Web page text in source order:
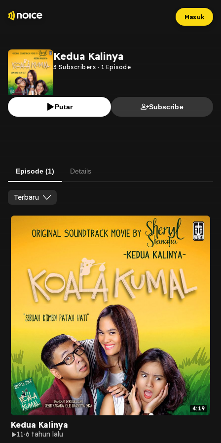
Masuk
Kedua Kalinya
3 Subscribers · 1 Episode
Putar Subscribe
Episode (1) Details
Terbaru
4:19
Kedua Kalinya
11 6 tahun lalu